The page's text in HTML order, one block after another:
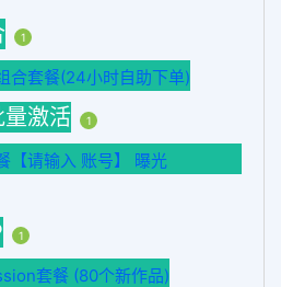
1
合套餐(24小时自助下单)
激活 1
【请输入 账号】 曝光
1
套餐 (80个新作品)